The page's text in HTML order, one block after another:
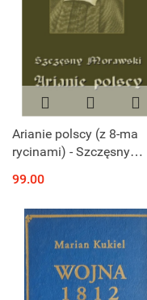
Arianie polscy (z 8-ma
rycinami) - Szczęsny
99.00